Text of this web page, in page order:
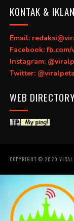
KONTAK &
Email:
Facebook:
Instagram:
Twitter:
WEB
COPYRIGHT © 2020 VIRAL